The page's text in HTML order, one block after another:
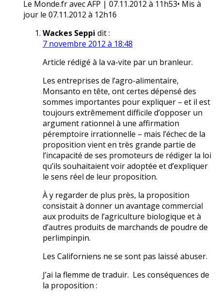
Le Monde.fr avec AFP | 07.11.2012 à 11h53• Mis à
jour le 07.11.2012 à 12h16
Wackes Seppi dit :
7 novembre 2012 à 18:48
Article rédigé à la va-vite par un branleur.
Les entreprises de l’agro-alimentaire,
Monsanto en tête, ont certes dépensé des
sommes importantes pour expliquer – et il est
toujours extrêmement difficile d’opposer un
argument rationnel à une affirmation
péremptoire irrationnelle – mais l’échec de la
proposition vient en très grande partie de
l’incapacité de ses promoteurs de rédiger la loi
qu’ils souhaitaient voir adoptée et d’expliquer
le sens réel de leur proposition.
À y regarder de plus près, la proposition
consistait à donner un avantage commercial
aux produits de l’agriculture biologique et à
d’autres produits de marchands de poudre de
perlimpinpin.
Les Californiens ne se sont pas laissé abuser.
J’ai la flemme de traduir. Les conséquences de
la proposition :